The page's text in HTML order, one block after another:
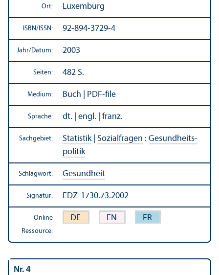
Ort: Luxemburg
ISBN/ ISSN: 92-894-3729-4
Jahr/Datum: 2003
Seiten: 482 S.
Medium: Buch | PDF-file
Sprache: dt. | engl. | franz.
Sachgebiet: Statistik| Sozialfragen : Gesundheits­
politik
Schlagwort: Gesundheit
Signatur: EDZ-1730.73.2002
Online
Ressource:
DE EN FR
Nr. 4